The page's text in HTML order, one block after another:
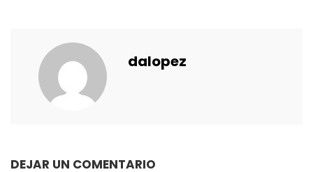
dalopez
DEJAR UN COMENTARIO